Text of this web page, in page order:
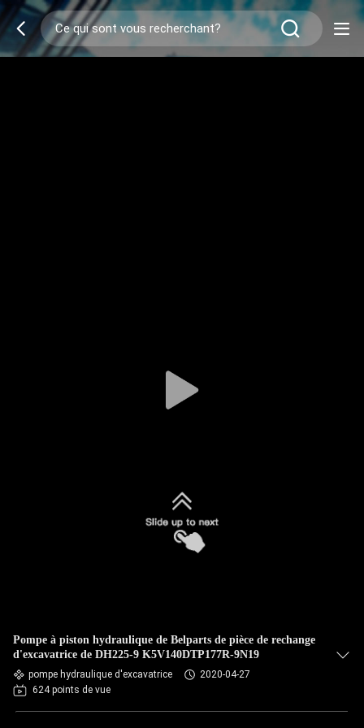
Pompe à piston hydraulique de Belparts de pièce de rechange
d'excavatrice de DH225-9 K5V140DTP177R-9N19
pompe hydraulique d'excavatrice
2020-04-27
624 points de vue